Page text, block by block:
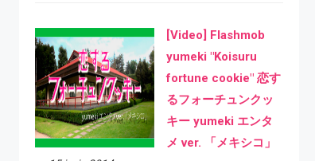
[Video] Flashmob
yumeki "Koisuru
fortune cookie" 恋す
るフォーチュンクッ
キー yumeki エンタ
メ ver. 「メキシコ」